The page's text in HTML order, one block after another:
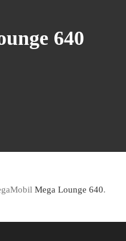
640
Mega Lounge 640.